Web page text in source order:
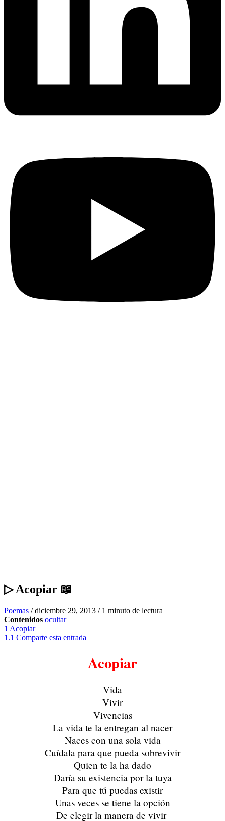
▷ Acopiar 📖
Poemas /diciembre 29, 2013 / 1 minuto de lectura
Contenidos ocultar
1 Acopiar
1.1 Comparte esta entrada
Acopiar
Vida
Vivir
Vivencias
La vida te la entregan al nacer
Naces con una sola vida
Cuídala para que pueda sobrevivir
Quien te la ha dado
Daría su existencia por la tuya
Para que tú puedas existir
Unas veces se tiene la opción
De elegir la manera de vivir